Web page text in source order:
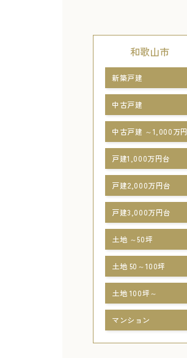
和歌山市
新築戸建
中古戸建
中古戸建 ～1,000万円
戸建1,000万円台
戸建2,000万円台
戸建3,000万円台
土地 ～50坪
土地 50～100坪
土地 100坪～
マンション